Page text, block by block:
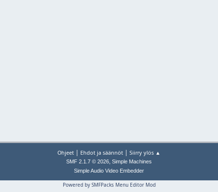
Ohjeet | Ehdot ja säännöt | Siirry ylös ▲
SMF 2.1.7 © 2026, Simple Machines
Simple Audio Video Embedder
Powered by SMFPacks Menu Editor Mod